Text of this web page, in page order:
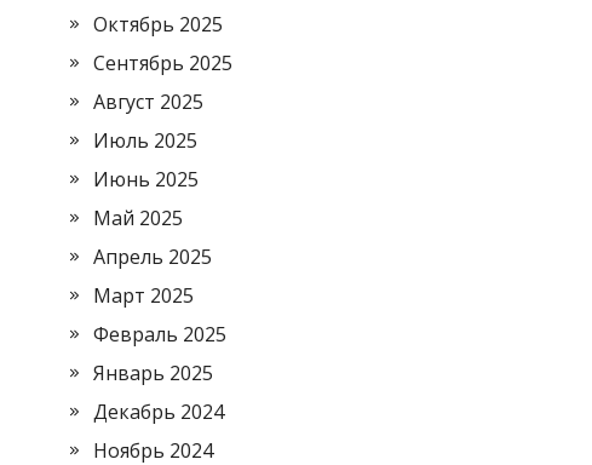
Октябрь 2025
Сентябрь 2025
Август 2025
Июль 2025
Июнь 2025
Май 2025
Апрель 2025
Март 2025
Февраль 2025
Январь 2025
Декабрь 2024
Ноябрь 2024